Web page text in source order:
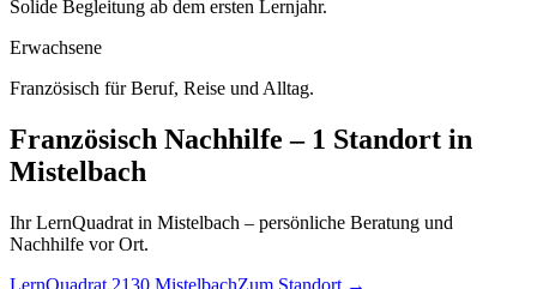
Solide Begleitung ab dem ersten Lernjahr.
Erwachsene
Französisch für Beruf, Reise und Alltag.
Französisch Nachhilfe – 1 Standort in
Mistelbach
Ihr LernQuadrat in Mistelbach – persönliche Beratung und
Nachhilfe vor Ort.